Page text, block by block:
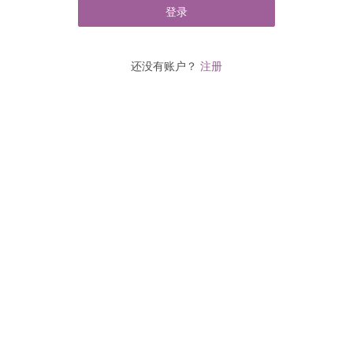
登录
还没有账户？ 注册